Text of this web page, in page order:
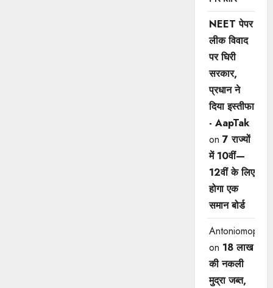
NEET पेपर
लीक विवाद
पर घिरी
सरकार,
प्रधान ने
दिया इस्तीफा
- AapTak
on 7 राज्यों
में 10वीं—
12वीं ​के लिए
होगा एक
समान बोर्ड
Antoniomop
on 18 लाख
की नकली
मुद्रा जब्त,